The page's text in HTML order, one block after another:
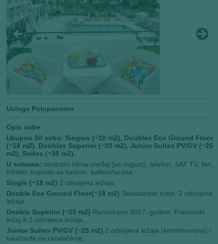
Usluga Polupansion
Opis sobe
Ukupno 50 soba: Singles (~18 m2), Doubles Eco Ground Floor
(~18 m2), Doubles Superior (~20 m2), Junior Suites PV/GV (~25
m2), Suites (~35 m2).
U sobama: centralni klima uređaj (jul-avgust), telefon, SAT TV, fen,
frižider, kupatilo sa kadom, balkon/terasa.
Single (~18 m2) 2 odvojena ležaja.
Double Eco Ground Floor(~18 m2) Standardne sobe, 2 odvojena
ležaja.
Double Superior (~20 m2) Renovirane 2017. godine. Francuski
ležaj ili 2 odvojena ležaja.
Junior Suites PV/GV (~25 m2) 2 odvojena ležaja (kombinovana) i
kauč/sofa na razvlačenje.